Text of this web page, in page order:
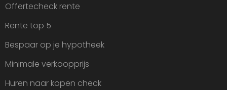
Offertecheck rente
Rente top 5
Bespaar op je hypotheek
Minimale verkoopprijs
Huren naar kopen check